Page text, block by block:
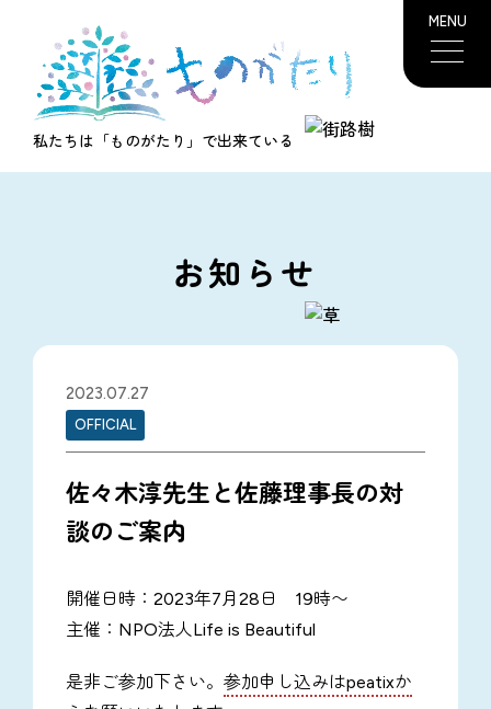
MENU
私たちは「ものがたり」で出来ている
お知らせ
2023.07.27
OFFICIAL
佐々木淳先生と佐藤理事長の対
談のご案内
開催日時：2023年7月28日 19時〜
主催：NPO法人Life is Beautiful
是非ご参加下さい。 参加申し込みはpeatixか